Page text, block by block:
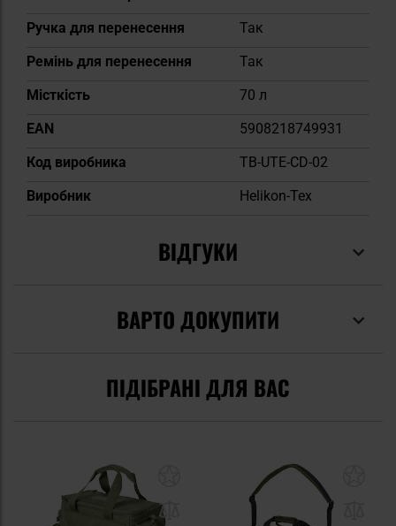
Ручка для перенесення
Так
Ремінь для перенесення
Так
Місткість
70 л
EAN
5908218749931
Код виробника
TB-UTE-CD-02
Виробник
Helikon-Tex
ВІДГУКИ
ВАРТО ДОКУПИТИ
ПІДІБРАНІ ДЛЯ ВАС